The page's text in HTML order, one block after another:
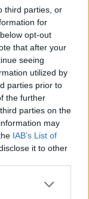
third parties, or
for
opt-out
that after your
seeing
utilized by
parties prior to
the further
parties on the
may
IAB’s List of
it to other
more Google